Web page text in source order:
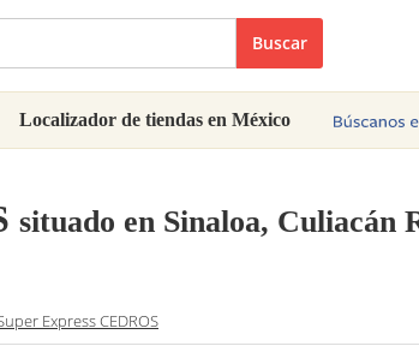
Buscar
Localizador de tiendas en México
situado en Sinaloa, Culiacán
Express CEDROS